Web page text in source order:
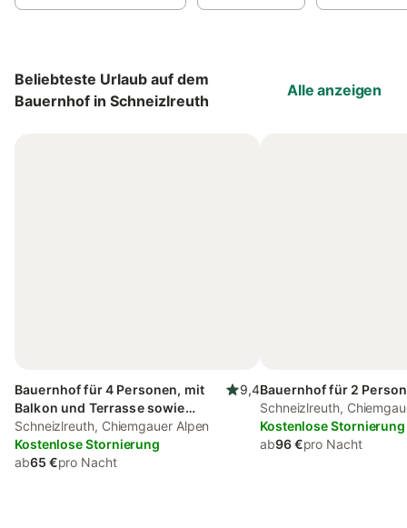
Beliebteste Urlaub auf dem
Bauernhof in Schneizlreuth
Alle anzeigen
Bauernhof für 4 Personen, mit
Balkon und Terrasse sowie
Garten
9,4
Schneizlreuth, Chiemgauer Alpen
Kostenlose Stornierung
ab65 €pro Nacht
Bauernhof für 2
Schneizlreuth,
Kostenlose Stornierung
ab96 €pro Nacht